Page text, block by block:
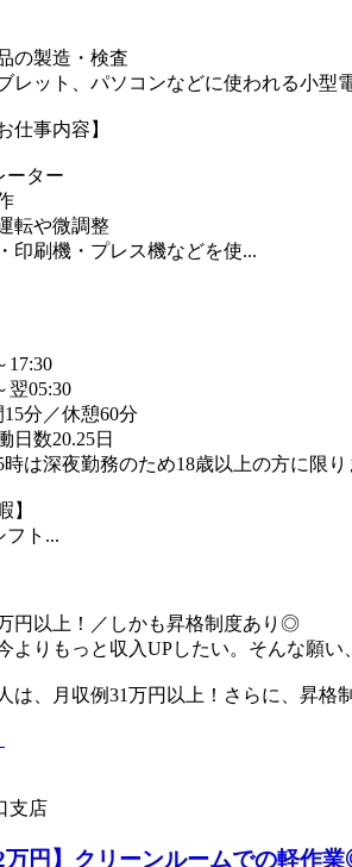
の製造・検査
レット、パソコンなどに使われる小型
仕事内容】
ーター
転や微調整
印刷機・プレス機などを使...
17:30
翌05:30
分／休憩60分
日数20.25日
は深夜勤務のため18歳以上の方に限り
】
フト...
円以上！／しかも昇格制度あり◎
よりもっと収入UPしたい。そんな願い
は、月収例31万円以上！さらに、昇
支店
2万円】クリーンルームでの軽